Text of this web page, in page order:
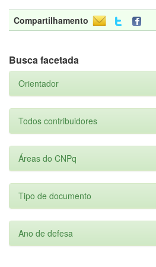
Compartilhamento
Busca facetada
Orientador
Todos contribuidores
Áreas do CNPq
Tipo de documento
Ano de defesa